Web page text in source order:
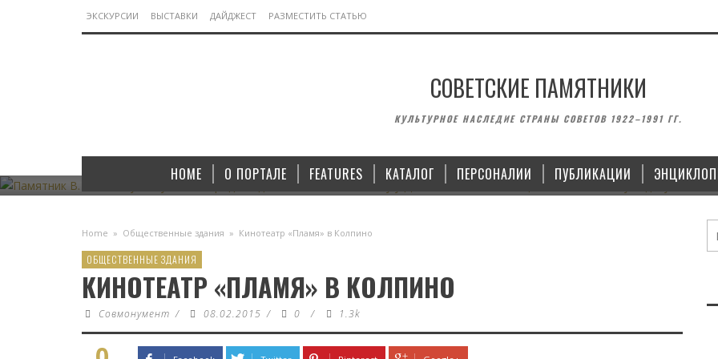
ЭКСКУРСИИ ВЫСТАВКИ ДАЙДЖЕСТ РАЗМЕСТИТЬ СТАТЬЮ
СОВЕТСКИЕ ПАМЯТНИКИ
КУЛЬТУРНОЕ НАСЛЕДИЕ СТРАНЫ СОВЕТОВ 1922–1991 ГГ.
HOME О ПОРТАЛЕ FEATURES КАТАЛОГ ПЕРСОНАЛИИ ПУБЛИКАЦИИ
АЛДАНЕ
07.11.2022
МОНУМЕНТЫ
ЛИПЕЦКЕ
15.10.2022
ВОИНСКИЕ
В
Home » Общественные здания » Кинотеатр «Пламя» в Колпино
ОБЩЕСТВЕННЫЕ ЗДАНИЯ
КИНОТЕАТР «ПЛАМЯ» В КОЛПИНО
Совмонумент / 08.02.2015 / 0 / 1.3k